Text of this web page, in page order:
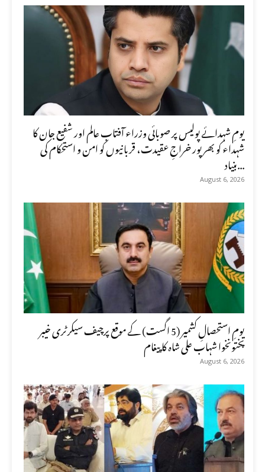
یومِ شہدائے پولیس پر صوبائی وزراء آفتاب عالم اور شفیع جان کا
شہداء کو بھرپور خراجِ عقیدت، قربانیوں کو امن و استحکام کی
بنیاد...
August 6, 2026
یومِ استحصالِ کشمیر (5 اگست) کے موقع پرچیف سیکرٹری خیبر
پختونخوا شہاب علی شاہ کا پیغام
August 6, 2026